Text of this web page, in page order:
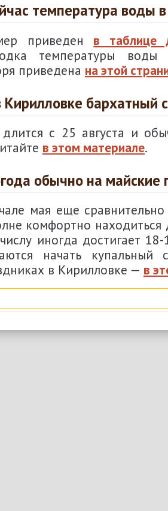
температура воды
приведен в таблице
температуры
приведена на этой
Кирилловке бархатный
с 25 августа и
в этом материале.
обычно на майские
мая еще
комфортно находиться
иногда достигает 18-
начать купальный
в Кирилловке — в